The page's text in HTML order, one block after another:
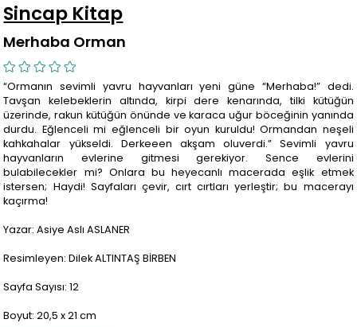
Sincap Kitap
Merhaba Orman
“Ormanın sevimli yavru hayvanları yeni güne “Merhaba!” dedi.
Tavşan kelebeklerin altında, kirpi dere kenarında, tilki kütüğün
üzerinde, rakun kütüğün önünde ve karaca uğur böceğinin yanında
durdu. Eğlenceli mi eğlenceli bir oyun kuruldu! Ormandan neşeli
kahkahalar yükseldi. Derkeeen akşam oluverdi.” Sevimli yavru
hayvanların evlerine gitmesi gerekiyor. Sence evlerini
bulabilecekler mi? Onlara bu heyecanlı macerada eşlik etmek
istersen; Haydi! Sayfaları çevir, cırt cırtları yerleştir; bu macerayı
kaçırma!
Yazar: Asiye Aslı ASLANER
Resimleyen: Dilek ALTINTAŞ BİRBEN
Sayfa Sayısı: 12
Boyut: 20,5 x 21 cm